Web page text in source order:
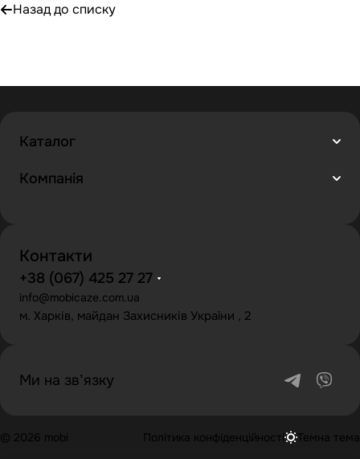
Назад до списку
Каталог
Компанія
Контакти
+38 (067) 425 27 27
info@mobicaze.com.ua
м. Харків, майдан Захисників України , 2
Ми на зв’язку
© 2026 mobi Політика конфіденційності Темна тема